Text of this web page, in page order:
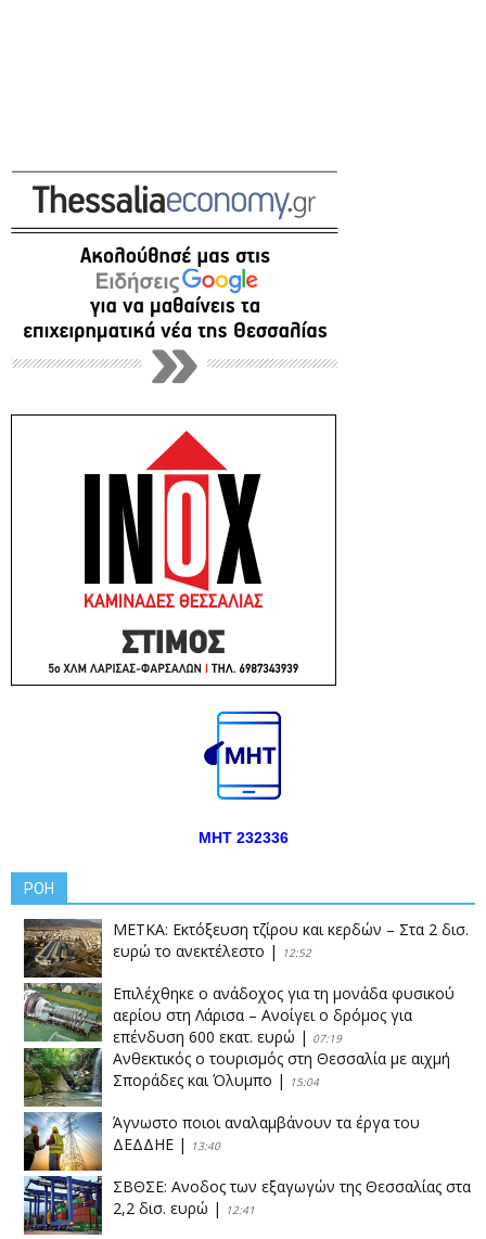
ΜΗΤ 232336
ΡΟΗ
ΜΕΤΚΑ: Εκτόξευση τζίρου και κερδών – Στα 2 δισ.
ευρώ το ανεκτέλεστο | 12:52
Επιλέχθηκε ο ανάδοχος για τη μονάδα φυσικού
αερίου στη Λάρισα – Ανοίγει ο δρόμος για
επένδυση 600 εκατ. ευρώ | 07:19
Ανθεκτικός ο τουρισμός στη Θεσσαλία με αιχμή
Σποράδες και Όλυμπο | 15:04
Άγνωστο ποιοι αναλαμβάνουν τα έργα του
ΔΕΔΔΗΕ | 13:40
ΣΒΘΣΕ: Aνοδος των εξαγωγών της Θεσσαλίας στα
2,2 δισ. ευρώ | 12:41